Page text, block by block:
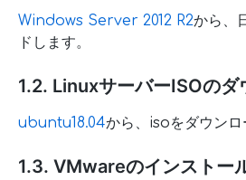
Windows Server 2012 R2から、
ドします。
1.2. LinuxサーバーISOのダ
ubuntu18.04から、isoをダウンロ
1.3. VMwareのインストー